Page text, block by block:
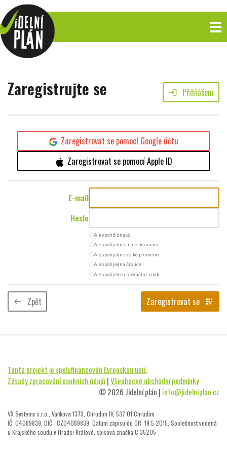
Zaregistrujte se login Přihlášení
Zaregistrovat se pomocí Google účtu
Zaregistrovat se pomocí Apple ID
E-mail
Heslo
radio_button_uncheckedAlespoň 8 znaků
radio_button_uncheckedAlespoň jedno malé písmeno
radio_button_uncheckedAlespoň jedno velké písmeno
radio_button_uncheckedAlespoň jedna číslice
radio_button_uncheckedAlespoň jeden speciální znak
keyboard_backspace Zpět Zaregistrovat se app_registration
Tento projekt je spolufinancován Evropskou unií.
Zásady zpracování osobních údajů |Všeobecné obchodní podmínky
© 2026 Jídelní plán | info@jidelniplan.cz
VX Systems s.r.o., Vaňkova 1373, Chrudim IV, 537 01 Chrudim
IČ: 04089839, DIČ : CZ04089839, Datum zápisu do OR: 19.5.2015, Společnost vedená
u Krajského soudu v Hradci Králové, spisová značka C 35205